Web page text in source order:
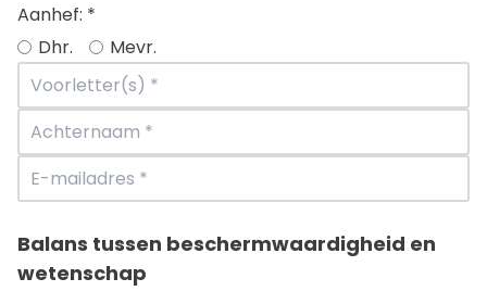
Aanhef: *
Dhr.
Mevr.
Balans tussen beschermwaardigheid en
wetenschap